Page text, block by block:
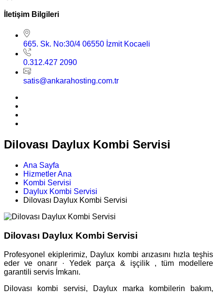
İletişim Bilgileri
665. Sk. No:30/4 06550 İzmit Kocaeli
0.312.427 2090
satis@ankarahosting.com.tr
Dilovası Daylux Kombi Servisi
Ana Sayfa
Hizmetler Ana
Kombi Servisi
Daylux Kombi Servisi
Dilovası Daylux Kombi Servisi
Dilovası Daylux Kombi Servisi
Profesyonel ekiplerimiz, Daylux kombi arızasını hızla teşhis
eder ve onarır · Yedek parça & işçilik , tüm modellere
garantili servis İmkanı.
Dilovası kombi servisi, Daylux marka kombilerin bakım,